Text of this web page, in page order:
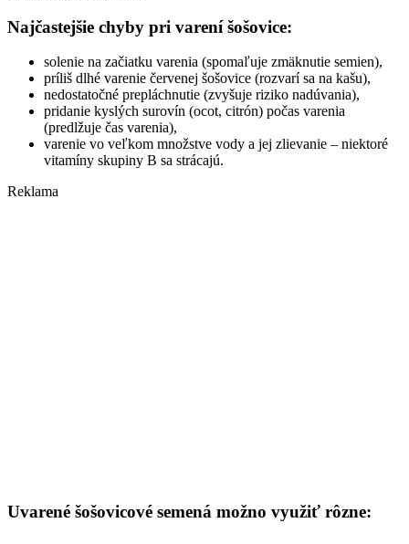
Najčastejšie chyby pri varení šošovice:
solenie na začiatku varenia (spomaľuje zmäknutie semien),
príliš dlhé varenie červenej šošovice (rozvarí sa na kašu),
nedostatočné prepláchnutie (zvyšuje riziko nadúvania),
pridanie kyslých surovín (ocot, citrón) počas varenia
(predlžuje čas varenia),
varenie vo veľkom množstve vody a jej zlievanie – niektoré
vitamíny skupiny B sa strácajú.
Reklama
Uvarené šošovicové semená možno využiť rôzne: